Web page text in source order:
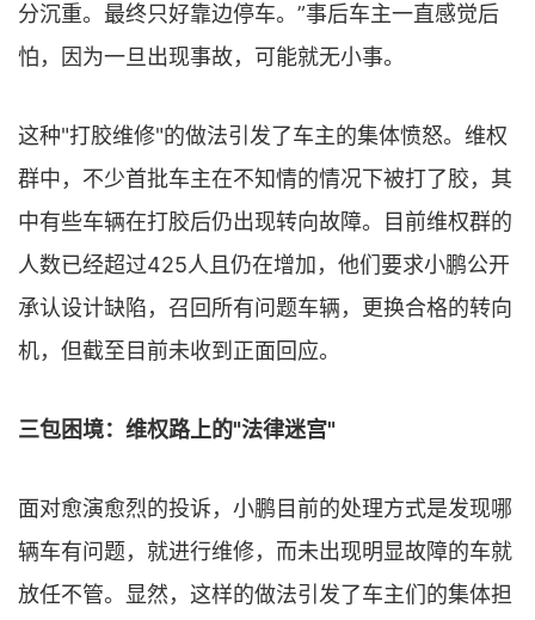
分沉重。最终只好靠边停车。”事后车主一直感觉后
怕，因为一旦出现事故，可能就无小事。
这种"打胶维修"的做法引发了车主的集体愤怒。维权
群中，不少首批车主在不知情的情况下被打了胶，其
中有些车辆在打胶后仍出现转向故障。目前维权群的
人数已经超过425人且仍在增加，他们要求小鹏公开
承认设计缺陷，召回所有问题车辆，更换合格的转向
机，但截至目前未收到正面回应。
三包困境：维权路上的"法律迷宫"
面对愈演愈烈的投诉，小鹏目前的处理方式是发现哪
辆车有问题，就进行维修，而未出现明显故障的车就
放任不管。显然，这样的做法引发了车主们的集体担